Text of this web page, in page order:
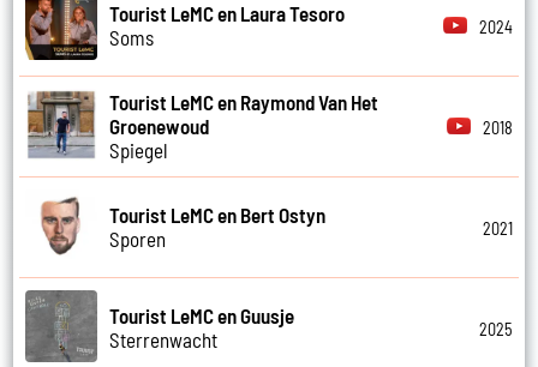
Tourist LeMC en Laura Tesoro
Soms
2024
Tourist LeMC en Raymond Van Het
Groenewoud
Spiegel
2018
Tourist LeMC en Bert Ostyn
Sporen
2021
Tourist LeMC en Guusje
Sterrenwacht
2025